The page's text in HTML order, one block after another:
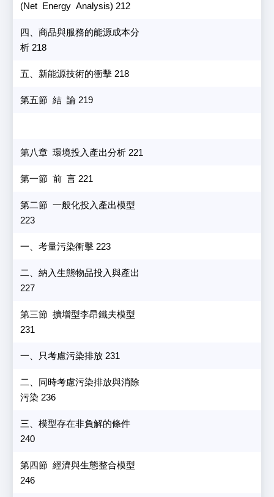
(Net Energy Analysis) 212
四、商品與服務的能源成本分
析 218
五、新能源技術的衝擊 218
第五節 結 論 219
第八章 環境投入產出分析 221
第一節 前 言 221
第二節 一般化投入產出模型
223
一、考量污染衝擊 223
二、納入生態物品投入與產出
227
第三節 擴增型李昂鐵夫模型
231
一、只考慮污染排放 231
二、同時考慮污染排放與消除
污染 236
三、模型存在非負解的條件
240
第四節 經濟與生態整合模型
246